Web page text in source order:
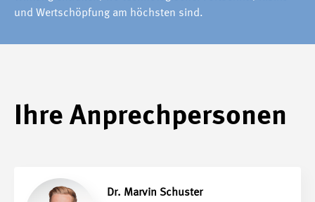
und Wertschöpfung am höchsten sind.
Ihre Anprechpersonen
Dr. Marvin Schuster